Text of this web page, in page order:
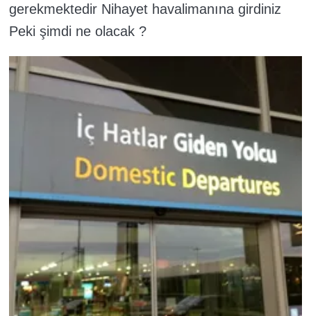
gerekmektedir Nihayet havalimanına girdiniz
Peki şimdi ne olacak ?